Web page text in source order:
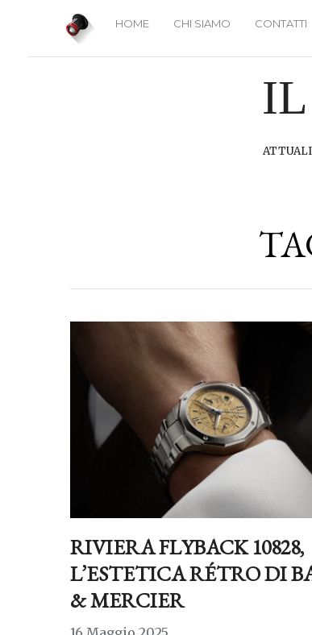
HOME CHI SIAMO CONTATTI
RIVIERA FLYBACK 10828,
L’ESTETICA RÉTRO DI
& MERCIER